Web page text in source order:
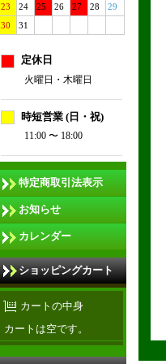
23 24 25 26 27 28
29
30
31
定休日
火曜日・木曜日
時短営業 (日・祝)
11:00 〜 18:00
特定商取引法表示
お知らせ
カレンダー
ショッピングカート
カートの中身
カートは空です。